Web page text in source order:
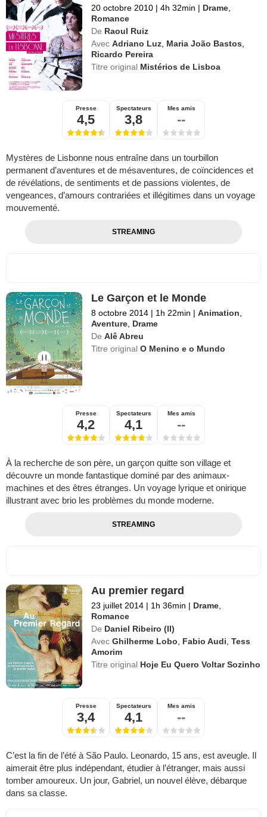
20 octobre 2010 | 4h 32min | Drame
Romance
De Raoul Ruiz
Avec Adriano Luz Maria João Bastos
Ricardo Pereira
Titre original Mistérios de Lisboa
Presse
4,5
Spectateurs
3,8
Mes amis
--
Mystères de Lisbonne nous entraîne dans un tourbillon
permanent d’aventures et de mésaventures, de coïncidences et
de révélations, de sentiments et de passions violentes, de
vengeances, d’amours contrariées et illégitimes dans un voyage
mouvementé.
STREAMING
Le Garçon et le Monde
8 octobre 2014 | 1h 22min | Animation
Aventure Drame
De Alê Abreu
Titre originalO Menino e o Mundo
Presse
4,2
Spectateurs
4,1
Mes amis
--
À la recherche de son père, un garçon quitte son village et
découvre un monde fantastique dominé par des animaux-
machines et des êtres étranges. Un voyage lyrique et onirique
illustrant avec brio les problèmes du monde moderne.
STREAMING
Au premier regard
23 juillet 2014 | 1h 36min | Drame
Romance
De Daniel Ribeiro (II)
Avec Ghilherme Lobo Fabio Audi ,Tess
Amorim
Titre original Hoje Eu Quero Voltar Sozinho
Presse
3,4
Spectateurs
4,1
Mes amis
--
C’est la fin de l’été à São Paulo. Leonardo, 15 ans, est aveugle. Il
aimerait être plus indépendant, étudier à l’étranger, mais aussi
tomber amoureux. Un jour, Gabriel, un nouvel élève, débarque
dans sa classe.